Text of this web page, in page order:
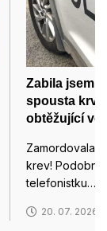
Zabila jsem
spousta
obtěžující
Zamordovala
krev!
telefonistku…
20. 07. 2026